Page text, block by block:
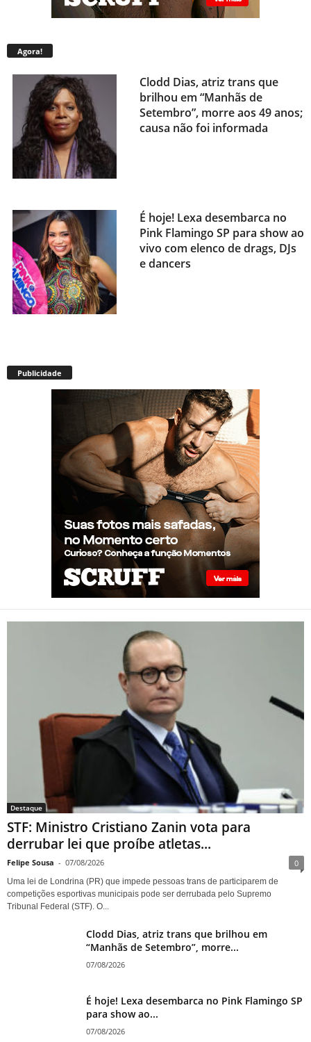
Agora!
Clodd Dias, atriz trans que
brilhou em “Manhãs de
Setembro”, morre aos 49 anos;
causa não foi informada
É hoje! Lexa desembarca no
Pink Flamingo SP para show ao
vivo com elenco de drags, DJs
e dancers
superior à real, aponta
relatório internacional
Gay de 62 anos relembra
quando, aos 15, foi garoto de
programa por quatro meses
sem saber: “Idiotice da minha
parte”
STF: Ministro Cristiano Zanin
vota para derrubar lei que
proíbe atletas transgênero em
competições de Londrina
Publicidade
Destaque
STF: Ministro Cristiano Zanin vota para
derrubar lei que proíbe atletas...
Felipe Sousa - 07/08/2026 0
Uma lei de Londrina (PR) que impede pessoas trans de participarem de
competições esportivas municipais pode ser derrubada pelo Supremo
Tribunal Federal (STF). O...
Clodd Dias, atriz trans que brilhou em
“Manhãs de Setembro”, morre...
07/08/2026
É hoje! Lexa desembarca no Pink Flamingo SP
para show ao...
07/08/2026